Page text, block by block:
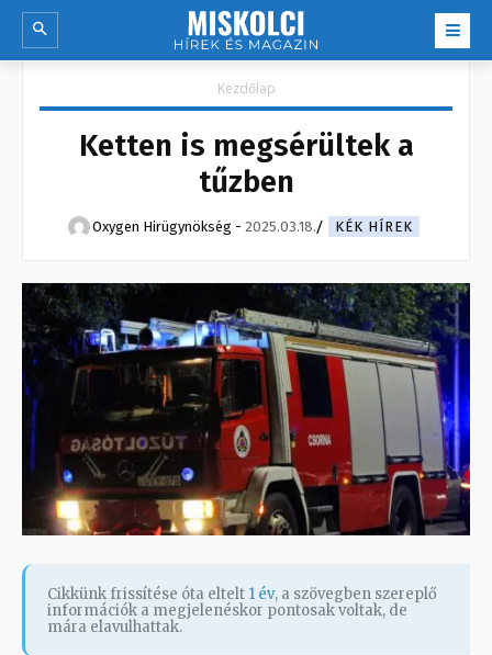
Kezdőlap
Ketten is megsérültek a
tűzben
Oxygen Hirügynökség - 2025.03.18. KÉK HÍREK
Cikkünk frissítése óta eltelt 1 év, a szövegben szereplő
információk a megjelenéskor pontosak voltak, de
mára elavulhattak.